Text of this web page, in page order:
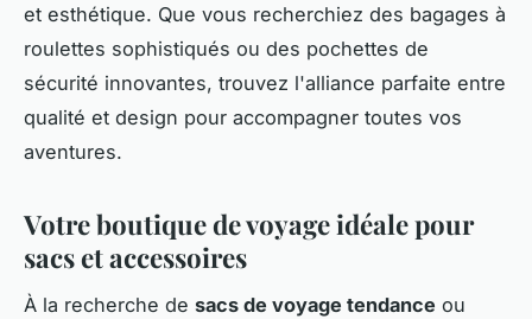
et esthétique. Que vous recherchiez des bagages à
roulettes sophistiqués ou des pochettes de
sécurité innovantes, trouvez l'alliance parfaite entre
qualité et design pour accompagner toutes vos
aventures.
Votre boutique de voyage idéale pour
sacs et accessoires
À la recherche de sacs de voyage tendance ou